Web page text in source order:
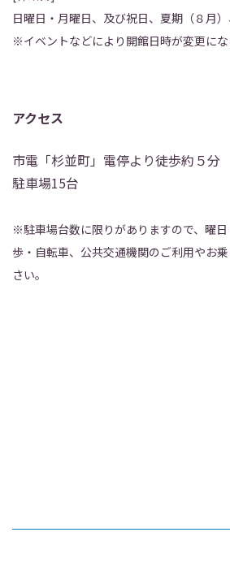
日曜日・月曜日、及び祝日、夏期（８月
※イベントなどにより開館日時が変更にな
アクセス
市電「杉並町」電停より徒歩約５分
駐車場15台
※駐車場台数に限りがありますので、曜
歩・自転車、公共交通機関のご利用やお
さい。